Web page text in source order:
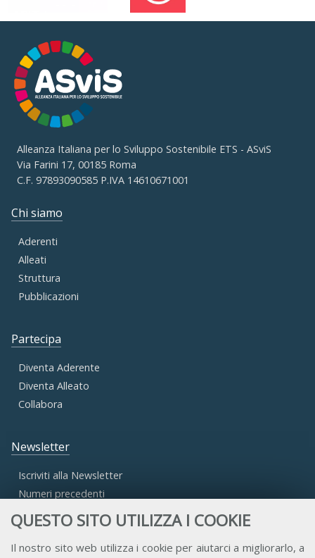
QUESTO SITO UTILIZZA I COOKIE
Il nostro sito web utilizza i cookie per aiutarci a migliorarlo, a
Alleanza Italiana per lo Sviluppo Sostenibile ETS - ASviS
Via Farini 17, 00185 Roma
C.F. 97893090585 P.IVA 14610671001
Chi siamo
Aderenti
Alleati
Struttura
Pubblicazioni
Partecipa
Diventa Aderente
Diventa Alleato
Collabora
Newsletter
Iscriviti alla Newsletter
Numeri precedenti